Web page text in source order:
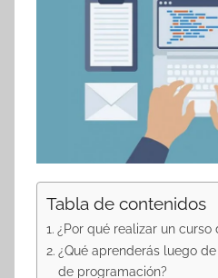
Tabla de contenidos
¿Por qué realizar un
¿Qué aprenderás luego
de programación?